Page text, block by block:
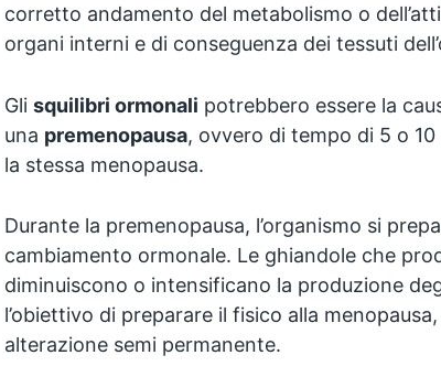
corretto andamento del metabolismo o
organi interni e di conseguenza dei tessuti
Gli squilibri ormonali potrebbero essere la
una premenopausa, ovvero di tempo di 5 o
la stessa menopausa.
Durante la premenopausa, l’organismo si
cambiamento ormonale. Le ghiandole che
diminuiscono o intensificano la produzione
l’obiettivo di preparare il fisico alla
alterazione semi permanente.